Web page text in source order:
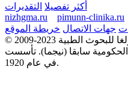
أكثر تفصيلا التقديرات
nizhgma.ru
pimunn-clinika.ru
جهات الاتصال خريطة الموقع
فولغا للبحوث الطبية
الحكومية سابقا (نيجما). تأسست
في عام 1920.